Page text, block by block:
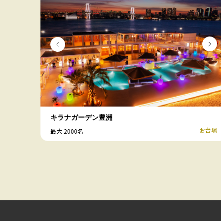
キラナガーデン豊洲
最大 2000名 お台場